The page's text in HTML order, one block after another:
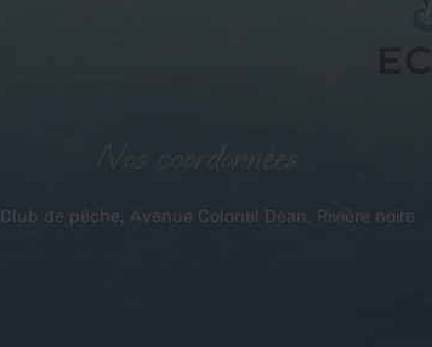
Nos coordonnées
Club de pêche, Avenue Colonel Dean, Rivière noire